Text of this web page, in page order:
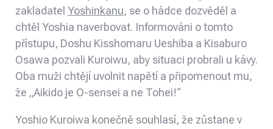
zakladatel Yoshinkanu, se o hádce dozvěděl a
chtěl Yoshia naverbovat. Informováni o tomto
přístupu, Doshu Kisshomaru Ueshiba a Kisaburo
Osawa pozvali Kuroiwu, aby situaci probrali u kávy.
Oba muži chtějí uvolnit napětí a připomenout mu,
že „Aikido je O-sensei a ne Tohei!“
Yoshio Kuroiwa konečně souhlasí, že zůstane v